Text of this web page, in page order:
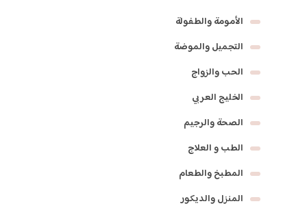
الأمومة والطفولة
التجميل والموضة
الحب والزواج
الخليج العربي
الصحة والرجيم
الطب و العلاج
المطبخ والطعام
المنزل والديكور